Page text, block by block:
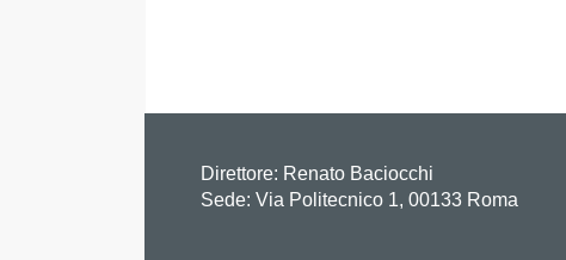
Direttore: Renato Baciocchi
Sede: Via Politecnico 1, 00133 Roma